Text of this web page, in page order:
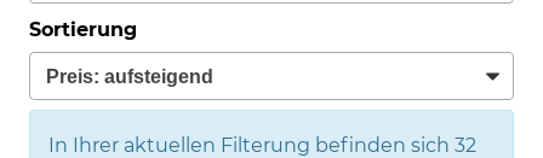
Sortierung
In Ihrer aktuellen Filterung befinden sich 32